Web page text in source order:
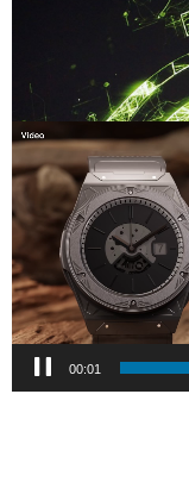
Video
Player
00:02